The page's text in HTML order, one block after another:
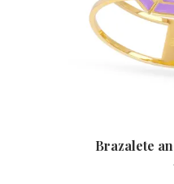
Brazalete